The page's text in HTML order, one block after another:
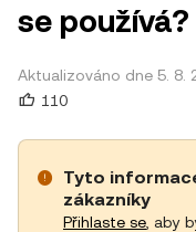
se používá?
Aktualizováno dne 5. 8.
110
Tyto
zákazníky
Přihlaste se , aby